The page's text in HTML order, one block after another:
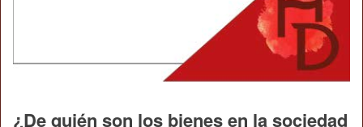
¿De quién son los bienes en la sociedad